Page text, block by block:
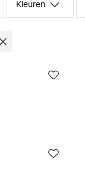
Kleuren